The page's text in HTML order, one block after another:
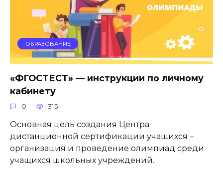
ОБРАЗОВАНИЕ
«ФГОСТЕСТ» — инструкции по личному
кабинету
0 315
Основная цель создания Центра
дистанционной сертификации учащихся –
организация и проведение олимпиад среди
учащихся школьных учреждений.